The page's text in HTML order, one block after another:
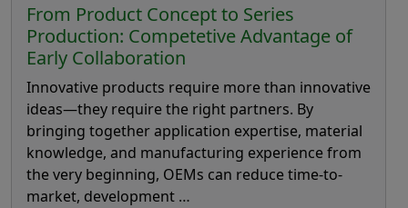
From Product Concept to Series
Production: Competetive Advantage of
Early Collaboration
Innovative products require more than innovative
ideas—they require the right partners. By
bringing together application expertise, material
knowledge, and manufacturing experience from
the very beginning, OEMs can reduce time-to-
market, development …